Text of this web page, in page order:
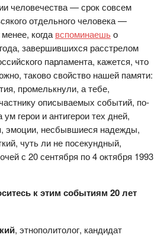
человечества — срок совсем
отдельного человека —
когдавспоминаешьо
завершившихся расстрелом
парламента, кажется, что
таково свойство нашей памяти:
промелькнули, а тебе,
описываемых событий, по-
герои и антигерои тех дней,
эмоции, несбывшиеся надежды,
чуть ли не посекундный,
с 20 сентября по 4 октября 1993
к этим событиям 20 лет
, этнополитолог, кандидат